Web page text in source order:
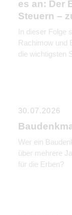
es an: Der
Steuern –
In dieser Folge
Rachimow und
die wichtigsten
30.07.2026
Wer ein
über mehrere
für die Erben?